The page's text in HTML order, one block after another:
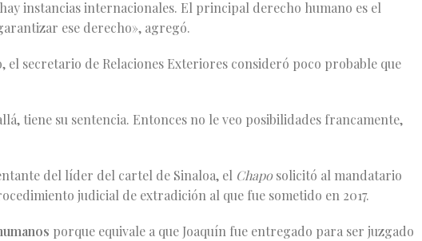
instancias internacionales. El principal derecho humano es el
ese derecho», agregó.
secretario de Relaciones Exteriores consideró poco probable que
tiene su sentencia. Entonces no le veo posibilidades francamente,
del líder del cartel de Sinaloa, el Chaposolicitó al mandatario
judicial de extradición al que fue sometido en 2017.
porque equivale a que Joaquín fue entregado para ser juzgado